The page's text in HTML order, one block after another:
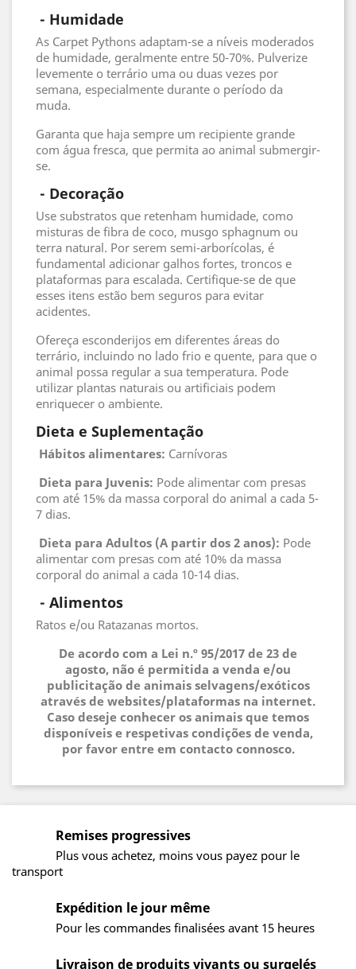
- Humidade
As Carpet Pythons adaptam-se a níveis moderados
de humidade, geralmente entre 50-70%. Pulverize
levemente o terrário uma ou duas vezes por
semana, especialmente durante o período da
muda.
Garanta que haja sempre um recipiente grande
com água fresca, que permita ao animal submergir-
se.
- Decoração
Use substratos que retenham humidade, como
misturas de fibra de coco, musgo sphagnum ou
terra natural. Por serem semi-arborícolas, é
fundamental adicionar galhos fortes, troncos e
plataformas para escalada. Certifique-se de que
esses itens estão bem seguros para evitar
acidentes.
Ofereça esconderijos em diferentes áreas do
terrário, incluindo no lado frio e quente, para que o
animal possa regular a sua temperatura. Pode
utilizar plantas naturais ou artificiais podem
enriquecer o ambiente.
Dieta e Suplementação
Hábitos alimentares: Carnívoras
Dieta para Juvenis: Pode alimentar com presas
com até 15% da massa corporal do animal a cada 5-
7 dias.
Dieta para Adultos (A partir dos 2 anos): Pode
alimentar com presas com até 10% da massa
corporal do animal a cada 10-14 dias.
- Alimentos
Ratos e/ou Ratazanas mortos.
De acordo com a Lei n.º 95/2017 de 23 de
agosto, não é permitida a venda e/ou
publicitação de animais selvagens/exóticos
através de websites/plataformas na internet.
Caso deseje conhecer os animais que temos
disponíveis e respetivas condições de venda,
por favor entre em contacto connosco.
Remises progressives
Plus vous achetez, moins vous payez pour le
transport
Expédition le jour même
Pour les commandes finalisées avant 15 heures
Livraison de produits vivants ou surgelés